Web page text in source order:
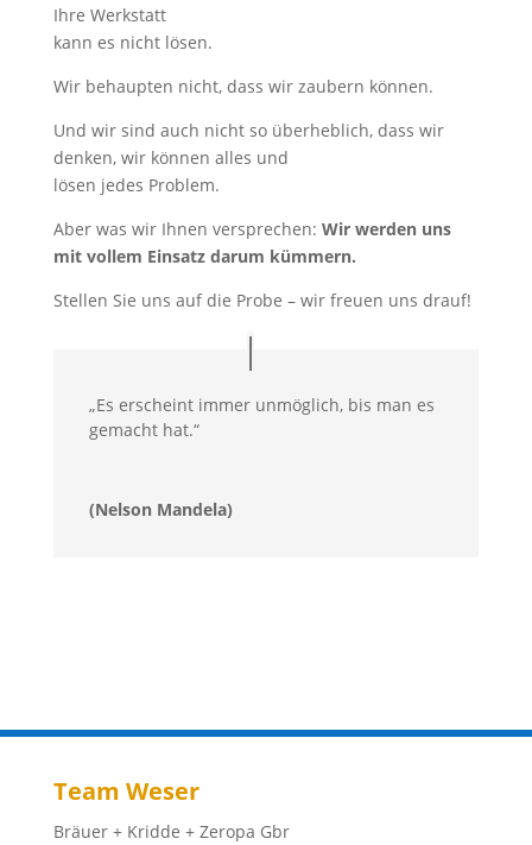
Ihre Werkstatt
kann es nicht lösen.
Wir behaupten nicht, dass wir zaubern können.
Und wir sind auch nicht so überheblich, dass wir
denken, wir können alles und
lösen jedes Problem.
Aber was wir Ihnen versprechen: Wir werden uns
mit vollem Einsatz darum kümmern.
Stellen Sie uns auf die Probe – wir freuen uns drauf!
„Es erscheint immer unmöglich, bis man es
gemacht hat.“
(Nelson Mandela)
Team Weser
Bräuer + Kridde + Zeropa Gbr